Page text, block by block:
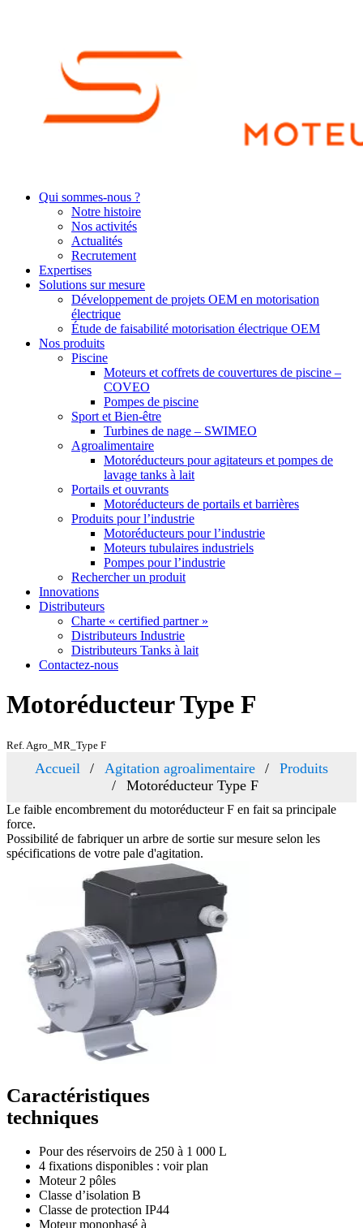
Qui sommes-nous ?
Notre histoire
Nos activités
Actualités
Recrutement
Expertises
Solutions sur mesure
Développement de projets OEM en motorisation
électrique
Étude de faisabilité motorisation électrique OEM
Nos produits
Piscine
Moteurs et coffrets de couvertures de piscine –
COVEO
Pompes de piscine
Sport et Bien-être
Turbines de nage – SWIMEO
Agroalimentaire
Motoréducteurs pour agitateurs et pompes de
lavage tanks à lait
Portails et ouvrants
Motoréducteurs de portails et barrières
Produits pour l’industrie
Motoréducteurs pour l’industrie
Moteurs tubulaires industriels
Pompes pour l’industrie
Rechercher un produit
Innovations
Distributeurs
Charte « certified partner »
Distributeurs Industrie
Distributeurs Tanks à lait
Contactez-nous
Motoréducteur Type F
Ref. Agro_MR_Type F
Accueil Agitation agroalimentaire
Produits
Motoréducteur Type F
Le faible encombrement du motoréducteur F en fait sa principale
force.
Possibilité de fabriquer un arbre de sortie sur mesure selon les
spécifications de votre pale d'agitation.
Caractéristiques
techniques
Pour des réservoirs de 250 à 1 000 L
4 fixations disponibles : voir plan
Moteur 2 pôles
Classe d’isolation B
Classe de protection IP44
Moteur monophasé à